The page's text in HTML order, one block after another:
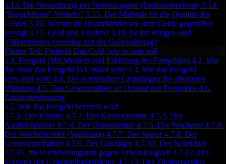
3.13. Die Neuordnung der Notenausgabe (Emissionsreform) 3.14.
"Bargeldloser" Verkehr? 3.15. Der Maßstab für die Qualität des
Geldes 3.16. Warum die Quantitätstheorie dem Gelde gegenüber
versagt 3.17. Gold und Frieden? 3.18. Ist der Bürger- und
Völkerfrieden vereinbar mit der Goldwährung?
Vierter Teil: Freigeld Das Geld, wie es sein soll
4.1. Freigeld (Mit Mustern und Erklärung des Freigeldes) 4.2. Wie
der Staat das Freigeld in Umlauf setzt 4.3. Wie das Freigeld
verwaltet wird 4.4. Die statistischen Grundlagen der absoluten
Währung 4.5. Das Gesetzmäßige im Umlauf des Freigeldes 4.6.
Zusammenfassung
4.7. Wie das Freigeld beurteilt wird
4.7.1. Der Krämer4.7.2. Der Kassenbeamte 4.7.3. Der
Ausfuhrhändler4.7.4. Der Unternehmer4.7.5. Der Wucherer4.7.6.
Der Wucherspieler (Spekulant) 4.7.7. Der Sparer4.7.8. Der
Genossenschaftler4.7.9. Der Gläubiger4.7.10. Der Schuldner
4.7.11. Im Versicherungsamt gegen Arbeitslosigkeit 4.7.12. Der
Vertreter der Gegenseitigkeitslehre 4.7.13. Der Zinstheoretiker